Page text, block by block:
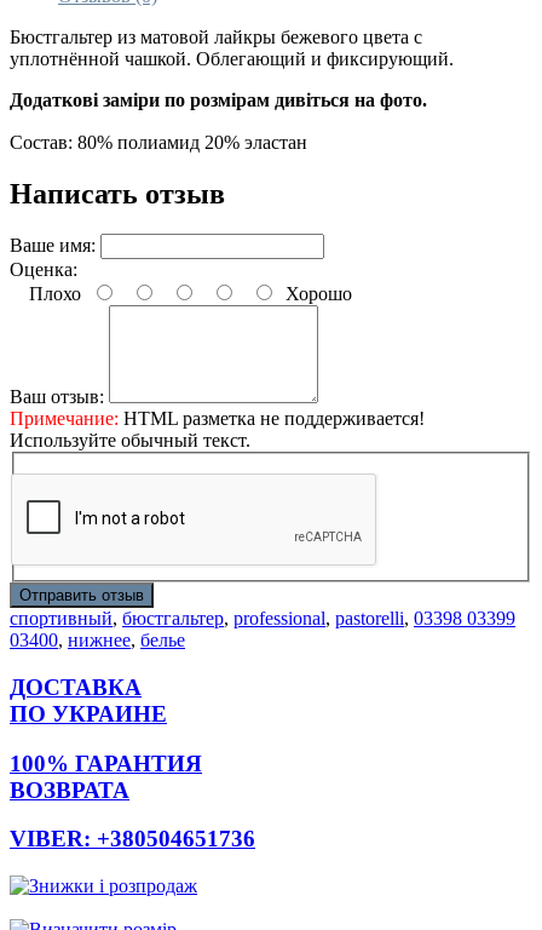
Бюстгальтер из матовой лайкры бежевого цвета с
уплотнённой чашкой. Облегающий и фиксирующий.
Додаткові заміри по розмірам дивіться на фото.
Состав: 80% полиамид 20% эластан
Написать отзыв
Ваше имя:
Оценка:
Плохо
Хорошо
Ваш отзыв:
Примечание: HTML разметка не поддерживается!
Используйте обычный текст.
Отправить отзыв
cпортивный, бюстгальтер, professional, pastorelli, 03398 03399
03400, нижнее, белье
ДОСТАВКА
ПО УКРАИНЕ
100% ГАРАНТИЯ
ВОЗВРАТА
VIBER: +380504651736